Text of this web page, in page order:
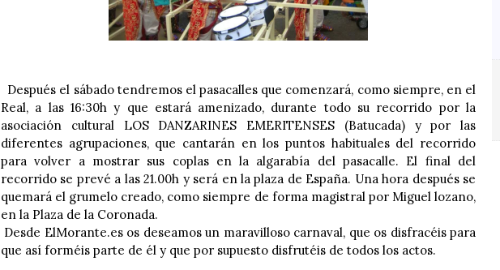
Después el sábado tendremos el pasacalles que comenzará, como siempre, en el
Real, a las 16:30h y que estará amenizado, durante todo su recorrido por la
asociación cultural LOS DANZARINES EMERITENSES (Batucada) y por las
diferentes agrupaciones, que cantarán en los puntos habituales del recorrido
para volver a mostrar sus coplas en la algarabía del pasacalle. El final del
recorrido se prevé a las 21.00h y será en la plaza de España. Una hora después se
quemará el grumelo creado, como siempre de forma magistral por Miguel lozano,
en la Plaza de la Coronada.
Desde ElMorante.es os deseamos un maravilloso carnaval, que os disfracéis para
que así forméis parte de él y que por supuesto disfrutéis de todos los actos.